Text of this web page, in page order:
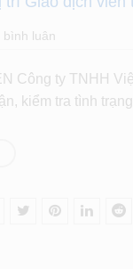
bình luân
Công ty TNHH
kiểm tra tình